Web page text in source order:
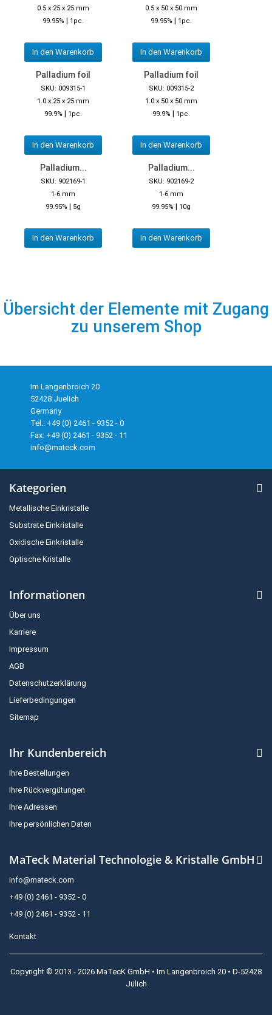
0.5 x 25 x 25 mm
99.95% | 1pc.
In den Warenkorb
0.5 x 50 x 50 mm
99.95% | 1pc.
In den Warenkorb
Palladium foil
SKU: 009315-1
1.0 x 25 x 25 mm
99.9% | 1pc.
In den Warenkorb
Palladium foil
SKU: 009315-2
1.0 x 50 x 50 mm
99.9% | 1pc.
In den Warenkorb
Palladium...
SKU: 902169-1
1-6 mm
99.95% | 5g
In den Warenkorb
Palladium...
SKU: 902169-2
1-6 mm
99.95% | 10g
In den Warenkorb
Übersicht der Elemente mit Zugang
zu unserem Shop
Im Langenbroich 20
52428 Juelich
Germany
Tel.: +49 (0) 2461 - 9352 - 0
Fax: +49 (0) 2461 - 9352 - 11
info@mateck.com
Kategorien
Metallische Einkristalle
Substrate Einkristalle
Oxidische Einkristalle
Optische Kristalle
Informationen
Über uns
Karriere
Impressum
AGB
Datenschutzerklärung
Lieferbedingungen
Sitemap
Ihr Kundenbereich
Ihre Bestellungen
Ihre Rückvergütungen
Ihre Adressen
Ihre persönlichen Daten
MaTeck Material Technologie & Kristalle GmbH
info@mateck.com
+49 (0) 2461 - 9352 - 0
+49 (0) 2461 - 9352 - 11
Kontakt
Copyright © 2013 - 2026 MaTecK GmbH • Im Langenbroich 20 • D-52428
Jülich